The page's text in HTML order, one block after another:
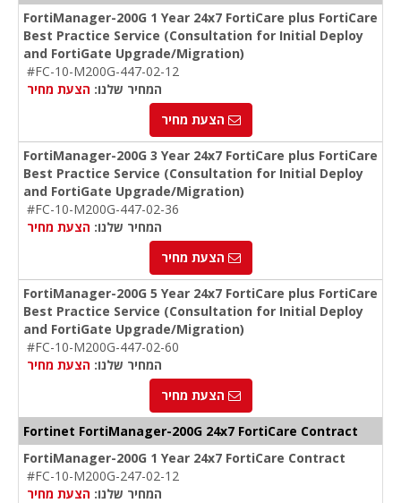
FortiManager-200G 1 Year 24x7 FortiCare plus FortiCare
Best Practice Service (Consultation for Initial Deploy
and FortiGate Upgrade/Migration)
#FC-10-M200G-447-02-12
המחיר שלנו: הצעת מחיר
הצעת מחיר
FortiManager-200G 3 Year 24x7 FortiCare plus FortiCare
Best Practice Service (Consultation for Initial Deploy
and FortiGate Upgrade/Migration)
#FC-10-M200G-447-02-36
המחיר שלנו: הצעת מחיר
הצעת מחיר
FortiManager-200G 5 Year 24x7 FortiCare plus FortiCare
Best Practice Service (Consultation for Initial Deploy
and FortiGate Upgrade/Migration)
#FC-10-M200G-447-02-60
המחיר שלנו: הצעת מחיר
הצעת מחיר
Fortinet FortiManager-200G 24x7 FortiCare Contract
FortiManager-200G 1 Year 24x7 FortiCare Contract
#FC-10-M200G-247-02-12
המחיר שלנו: הצעת מחיר